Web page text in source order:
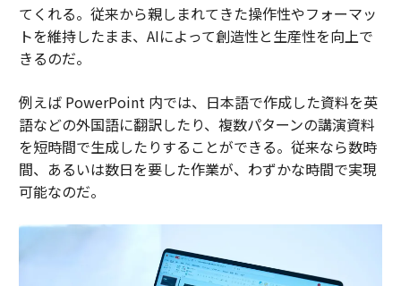
てくれる。従来から親しまれてきた操作性やフォーマッ
トを維持したまま、AIによって創造性と生産性を向上で
きるのだ。
例えば PowerPoint 内では、日本語で作成した資料を英
語などの外国語に翻訳したり、複数パターンの講演資料
を短時間で生成したりすることができる。従来なら数時
間、あるいは数日を要した作業が、わずかな時間で実現
可能なのだ。